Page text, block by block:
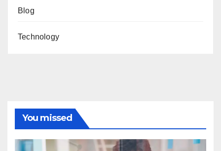
Blog
Technology
You missed